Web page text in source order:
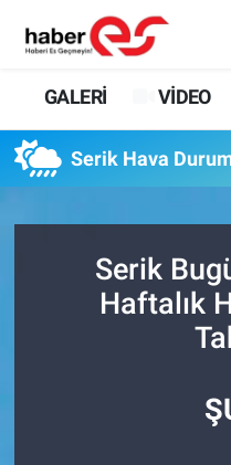
GALERİ VİDEO
Serik Hava
Serik
Haftalık
GALERİ
GÜNDEM
SİYASET
Eskişehir Nöbetçi
Süper Lig Puan
Tüm Manşetler